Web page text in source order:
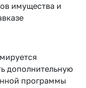
имущества и
дополнительную
программы